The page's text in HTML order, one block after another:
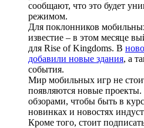
сообщают, что это будет
режимом.
Для поклонников
известие – в этом месяце
для Rise of Kingdoms. В
добавили новые здания, а
события.
Мир мобильных игр не
появляются новые
обзорами, чтобы быть в
новинках и новостях
Кроме того, стоит